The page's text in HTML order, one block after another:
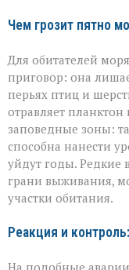
Чем грозит пятно
Для обитателей
приговор: она
перьях птиц и
отравляет
заповедные зоны:
способна нанести
уйдут годы. Редкие
грани выживания,
участки обитания.
Реакция и